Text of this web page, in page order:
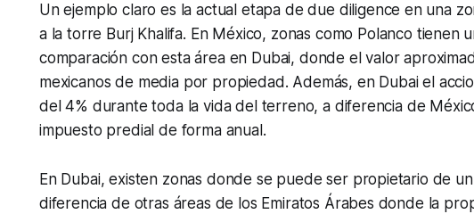
Un ejemplo claro es la actual etapa dedue diligence en una
a la torre Burj Khalifa. En México, zonas como Polanco tienen
comparación con esta área en Dubai, donde el valor
mexicanos de media por propiedad. Además, en Dubaiel
del 4% durante toda la vida del terreno, a diferencia de
impuesto predial de forma anual.
En Dubai, existen zonas donde se puede ser propietario de
diferencia de otras áreas de los Emiratos Árabes donde la